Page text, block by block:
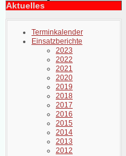
Aktuelles
Terminkalender
Einsatzberichte
2023
2022
2021
2020
2019
2018
2017
2016
2015
2014
2013
2012